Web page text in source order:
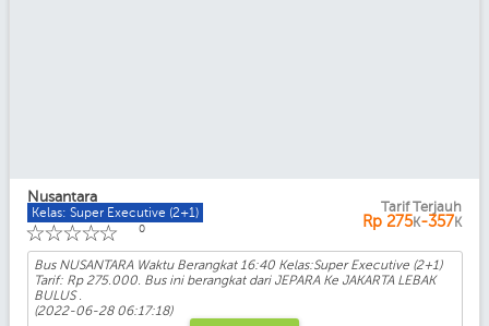
Nusantara
Kelas: Super Executive (2+1)
☆
☆
☆
☆
☆ 0
Tarif Terjauh
Rp 275K-357K
Bus NUSANTARA Waktu Berangkat 16:40 Kelas:Super Executive (2+1)
Tarif: Rp 275.000. Bus ini berangkat dari JEPARA Ke JAKARTA LEBAK
BULUS .
(2022-06-28 06:17:18)